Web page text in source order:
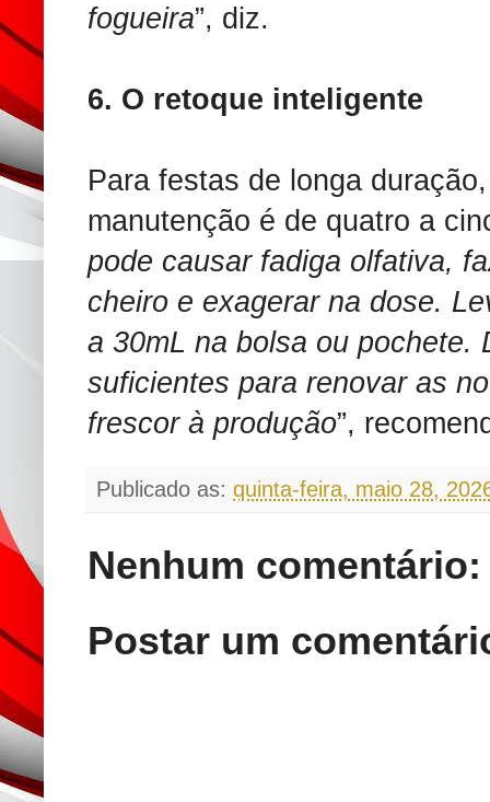
fogueira”, diz.
6. O retoque inteligente
Para festas de longa
manutenção é de quatro a
pode causar fadiga olfativa,
cheiro e exagerar na dose.
a 30mL na bolsa ou pochete.
suficientes para renovar as
frescor à produção”,
Publicado as: quinta-feira, maio 28,
Nenhum comentário:
Postar um